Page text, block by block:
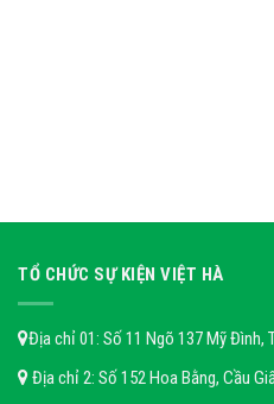
TỔ CHỨC SỰ KIỆN VIỆT HÀ
Địa chỉ 01: Số 11 Ngõ 137 Mỹ Đình,
Địa chỉ 2: Số 152 Hoa Bằng, Cầu